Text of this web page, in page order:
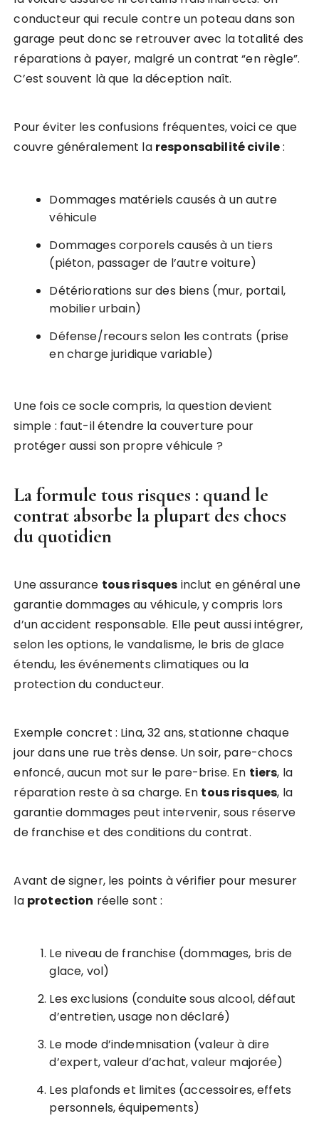
conducteur qui recule contre un poteau dans son
garage peut donc se retrouver avec la totalité des
réparations à payer, malgré un contrat “en règle”.
C’est souvent là que la déception naît.
Pour éviter les confusions fréquentes, voici ce que
couvre généralement la responsabilité civile:
Dommages matériels causés à un autre
véhicule
Dommages corporels causés à un tiers
(piéton, passager de l’autre voiture)
Détériorations sur des biens (mur, portail,
mobilier urbain)
Défense/recours selon les contrats (prise
en charge juridique variable)
Une fois ce socle compris, la question devient
simple : faut-il étendre la couverture pour
protéger aussi son propre véhicule ?
La formule tous risques : quand le
contrat absorbe la plupart des chocs
du quotidien
Une assurance tous risques inclut en général une
garantie dommages au véhicule, y compris lors
d’un accident responsable. Elle peut aussi intégrer,
selon les options, le vandalisme, le bris de glace
étendu, les événements climatiques ou la
protection du conducteur.
Exemple concret : Lina, 32 ans, stationne chaque
jour dans une rue très dense. Un soir, pare-chocs
enfoncé, aucun mot sur le pare-brise. En tiers, la
réparation reste à sa charge. En tous risques, la
garantie dommages peut intervenir, sous réserve
de franchise et des conditions du contrat.
Avant de signer, les points à vérifier pour mesurer
la protection réelle sont :
Le niveau de franchise (dommages, bris de
glace, vol)
Les exclusions (conduite sous alcool, défaut
d’entretien, usage non déclaré)
Le mode d’indemnisation (valeur à dire
d’expert, valeur d’achat, valeur majorée)
Les plafonds et limites (accessoires, effets
personnels, équipements)